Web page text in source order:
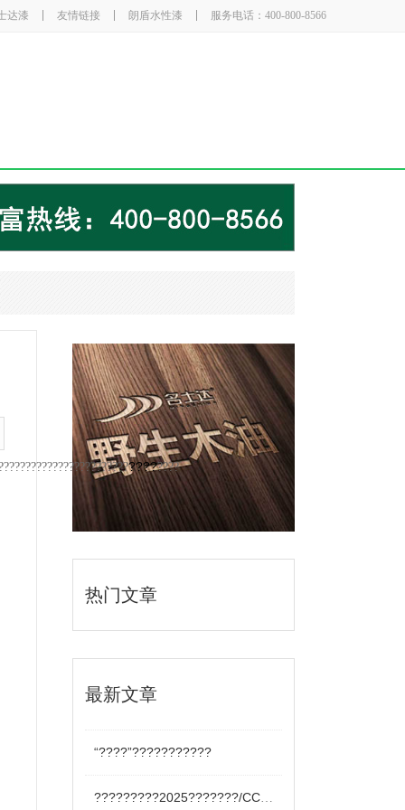
达漆 友情链接 朗盾水性漆 服务电话：400-800-8566
热门文章
最新文章
“????”???????????
????????